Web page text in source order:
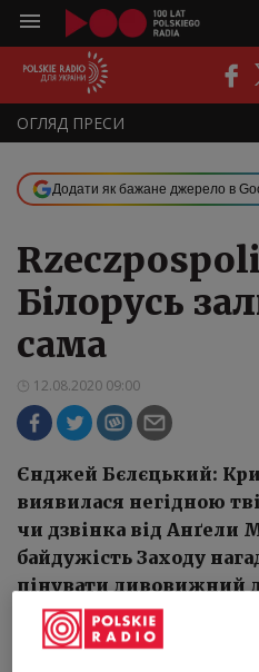
ОГЛЯД ПРЕСИ
ПОДКАСТИ
Додати як бажане джерело в
Білорусь
сама
12.08.2020 09:00
Єнджей Бєлєцький:
виявилася негідною
чи дзвінка від Анґели
байдужість Заходу
цінувати дивовижний
обставин 1989 року.